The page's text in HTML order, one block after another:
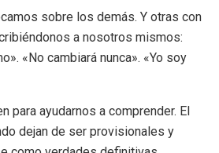
sobre los demás. Y otras con
a nosotros mismos:
«No cambiará nunca». «Yo soy
para ayudarnos a comprender. El
dejan de ser provisionales y